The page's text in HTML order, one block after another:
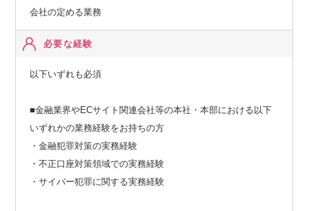
会社の定める業務
必要な経験
以下いずれも必須
■金融業界やECサイト関連会社等の本社・本部における以下
いずれかの業務経験をお持ちの方
・金融犯罪対策の実務経験
・不正口座対策領域での実務経験
・サイバー犯罪に関する実務経験